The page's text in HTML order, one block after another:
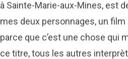
à Sainte-Marie-aux-Mines, est
mes deux personnages, un
parce que c’est une chose qui
ce titre, tous les autres